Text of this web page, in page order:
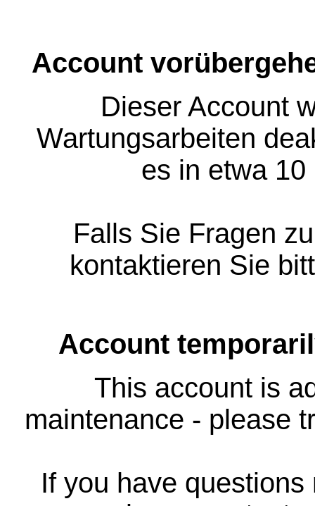
Account
Dieser Account
Wartungsarbeiten
es in etwa
Falls Sie Fragen
kontaktieren Sie
Account
This account is
maintenance - please
If you have